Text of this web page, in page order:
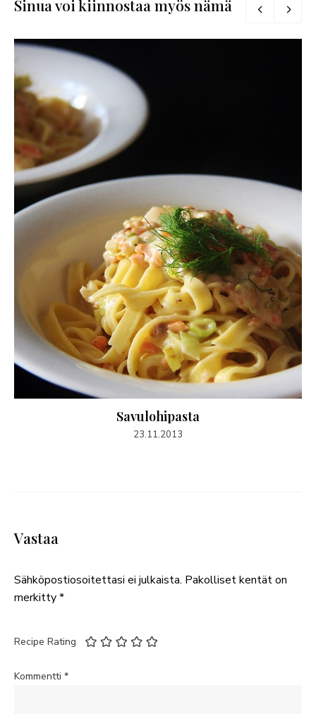
Sinua voi kiinnostaa myös nämä
Savulohipasta
23.11.2013
Vastaa
Sähköpostiosoitettasi ei julkaista. Pakolliset kentät on
merkitty*
Recipe Rating
Kommentti *